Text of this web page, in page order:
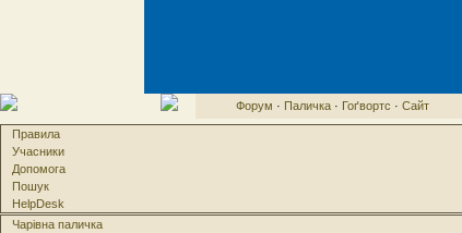
Форум · Паличка· Гоґвортс · Сайт
Правила
Учасники
Допомога
Пошук
HelpDesk
Чарівна паличка